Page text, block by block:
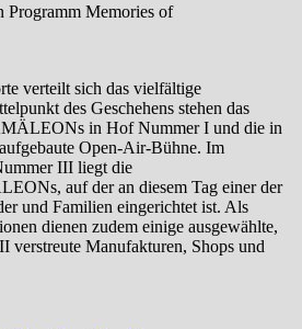
Programm Memories of
verteilt sich das vielfältige
des Geschehens stehen das
in Hof Nummer I und die in
Open-Air-Bühne. Im
III liegt die
auf der an diesem Tag einer der
und Familien eingerichtet ist. Als
dienen zudem einige ausgewählte,
verstreute Manufakturen, Shops und